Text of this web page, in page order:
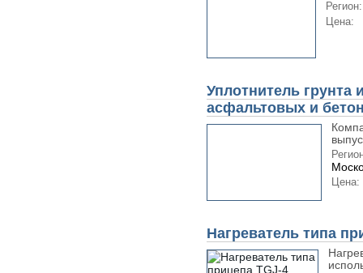
Регион:
Цена:
Уплотнитель грунта
асфальтовых и
Цена:
Нагреватель типа